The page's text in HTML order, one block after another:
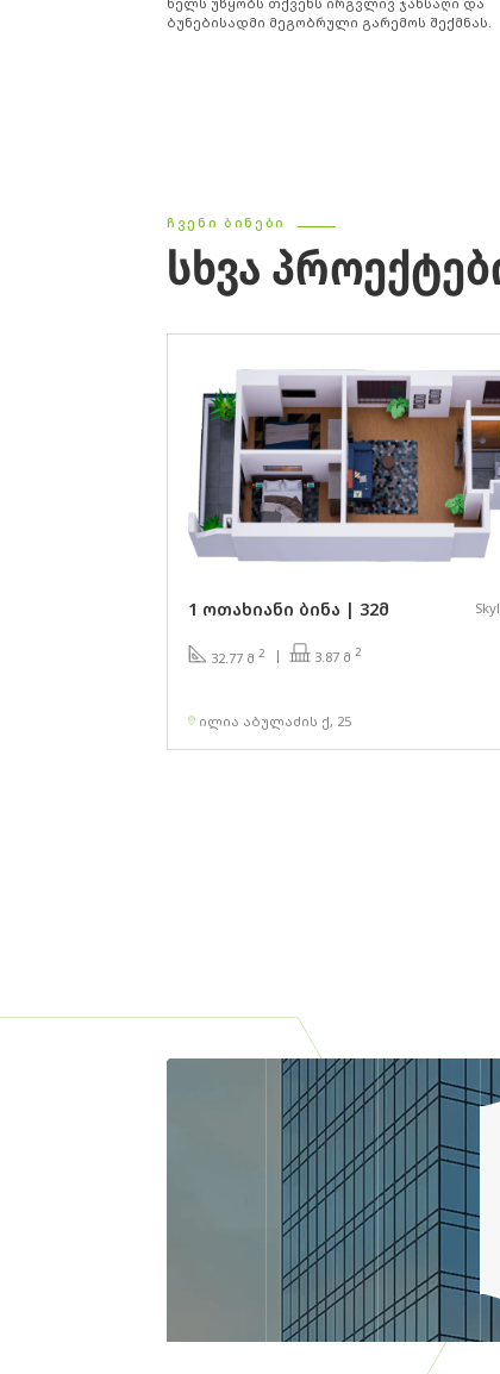
ბუნებისადმი მეგობრული გარემოს შექმნას.
ᲩᲕᲔᲜᲘ ᲑᲘᲜᲔᲑᲘ
ᲡᲮᲕᲐ
1 ოთახიანი ბინა | 32მ
32.77 მ2 3.87 მ2
ილია აბულაძის ქ, 25